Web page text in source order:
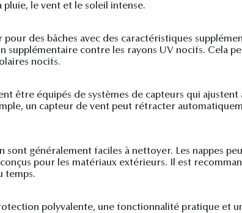
le vent et le soleil intense.
des bâches avec des caractéristiques
contre les rayons UV nocifs. Cela
nocifs.
être équipés de systèmes de capteurs qui
un capteur de vent peut rétracter
généralement faciles à nettoyer. Les nappes
pour les matériaux extérieurs. Il est
temps.
polyvalente, une fonctionnalité pratique et